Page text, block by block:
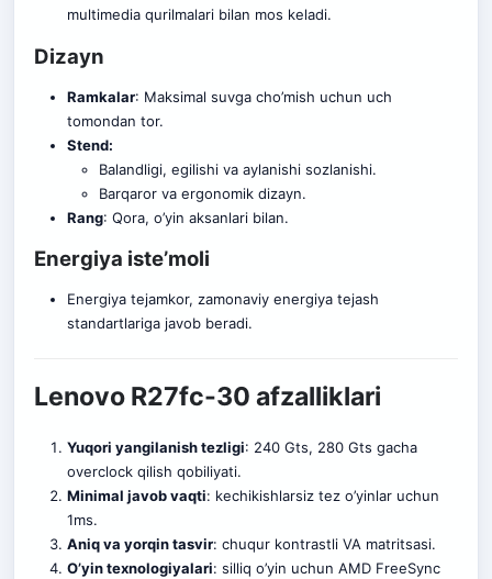
multimedia qurilmalari bilan mos keladi.
Dizayn
Ramkalar: Maksimal suvga cho’mish uchun uch
tomondan tor.
Stend:
Balandligi, egilishi va aylanishi sozlanishi.
Barqaror va ergonomik dizayn.
Rang: Qora, o’yin aksanlari bilan.
Energiya iste’moli
Energiya tejamkor, zamonaviy energiya tejash
standartlariga javob beradi.
Lenovo R27fc-30 afzalliklari
Yuqori yangilanish tezligi: 240 Gts, 280 Gts gacha
overclock qilish qobiliyati.
Minimal javob vaqti: kechikishlarsiz tez o’yinlar uchun
1ms.
Aniq va yorqin tasvir: chuqur kontrastli VA matritsasi.
O’yin texnologiyalari: silliq o’yin uchun AMD FreeSync